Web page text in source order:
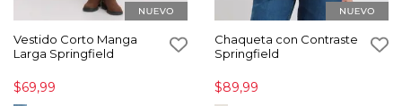
Vestido Corto Manga
Larga Springfield
$69,99
Chaqueta con Contraste
Springfield
$89,99